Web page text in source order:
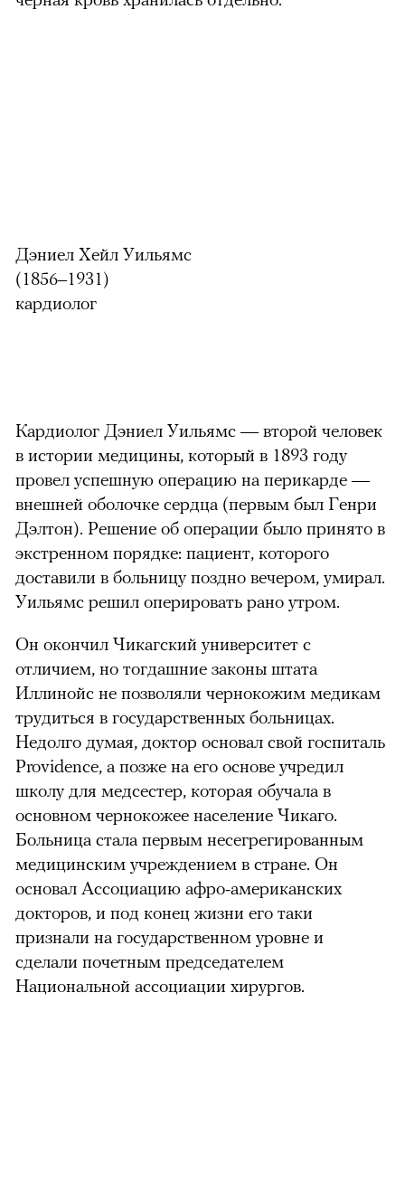
Дэниел Хейл Уильямс
(1856–1931)
кардиолог
Кардиолог Дэниел Уильямс — второй человек
в истории медицины, который в 1893 году
провел успешную операцию на перикарде —
внешней оболочке сердца (первым был Генри
Дэлтон). Решение об операции было принято в
экстренном порядке: пациент, которого
доставили в больницу поздно вечером, умирал.
Уильямс решил оперировать рано утром.
Он окончил Чикагский университет с
отличием, но тогдашние законы штата
Иллинойс не позволяли чернокожим медикам
трудиться в государственных больницах.
Недолго думая, доктор основал свой госпиталь
Providence, а позже на его основе учредил
школу для медсестер, которая обучала в
основном чернокожее население Чикаго.
Больница стала первым несегрегированным
медицинским учреждением в стране. Он
основал Ассоциацию афро-американских
докторов, и под конец жизни его таки
признали на государственном уровне и
сделали почетным председателем
Национальной ассоциации хирургов.